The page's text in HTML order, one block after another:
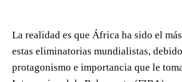
La realidad es que África ha sido el
estas eliminatorias mundialistas,
protagonismo e importancia que le